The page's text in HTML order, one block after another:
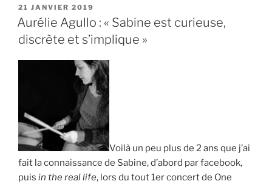
« Sabine
place
l’humain
et
l’art
au-
dessus
de
tout » »
PUBLIÉ
LE
21 JANVIER 2019
Aurélie Agullo : « Sabine est curieuse,
discrète et s’implique »
Voilà un peu plus de 2 ans que j’ai
fait la connaissance de Sabine, d’abord par facebook,
puis in the real life, lors du tout 1er concert de One